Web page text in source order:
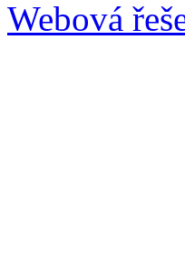
Webová